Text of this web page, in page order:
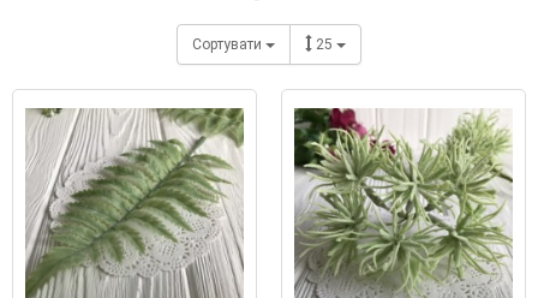
Сортувати 25